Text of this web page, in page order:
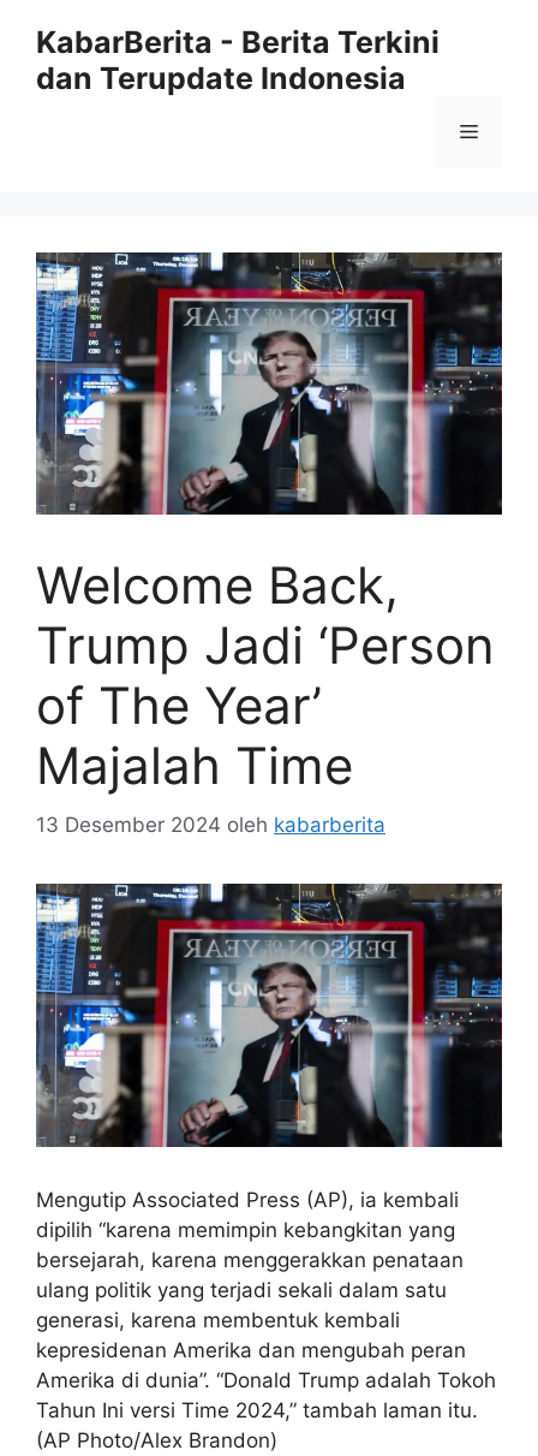
KabarBerita - Berita Terkini
dan Terupdate Indonesia
Menu
Welcome Back,
Trump Jadi ‘Person
of The Year’
Majalah Time
13 Desember 2024 oleh kabarberita
Mengutip Associated Press (AP), ia kembali
dipilih “karena memimpin kebangkitan yang
bersejarah, karena menggerakkan penataan
ulang politik yang terjadi sekali dalam satu
generasi, karena membentuk kembali
kepresidenan Amerika dan mengubah peran
Amerika di dunia”. “Donald Trump adalah Tokoh
Tahun Ini versi Time 2024,” tambah laman itu.
(AP Photo/Alex Brandon)